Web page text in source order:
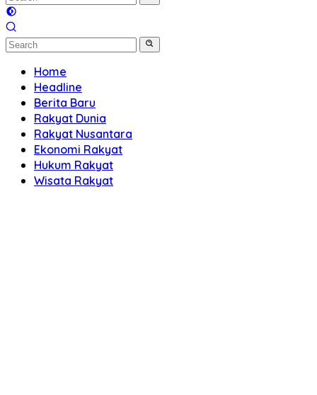
Home
Headline
Berita Baru
Rakyat Dunia
Rakyat Nusantara
Ekonomi Rakyat
Hukum Rakyat
Wisata Rakyat